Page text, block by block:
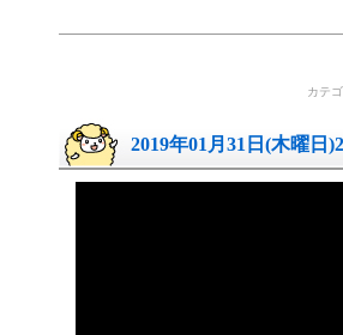
カテ
2019年01月31日(木曜日